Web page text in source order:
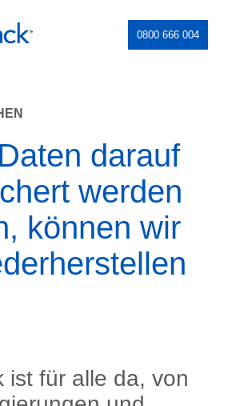
0800 666 004
darauf
werden
können wir
ist für alle da, von